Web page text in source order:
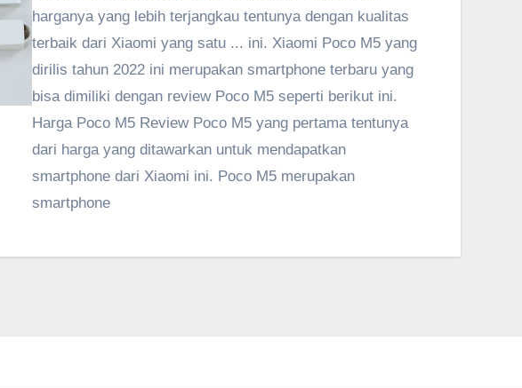
harganya yang lebih terjangkau tentunya dengan kualitas
terbaik dari Xiaomi yang satu ... ini. Xiaomi Poco M5 yang
dirilis tahun 2022 ini merupakan smartphone terbaru yang
bisa dimiliki dengan review Poco M5 seperti berikut ini.
Harga Poco M5 Review Poco M5 yang pertama tentunya
dari harga yang ditawarkan untuk mendapatkan
smartphone dari Xiaomi ini. Poco M5 merupakan
smartphone